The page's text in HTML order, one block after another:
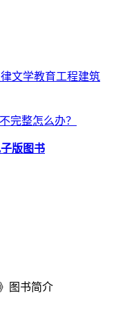
文学教育工程建筑
完整怎么办？
版图书
图书简介